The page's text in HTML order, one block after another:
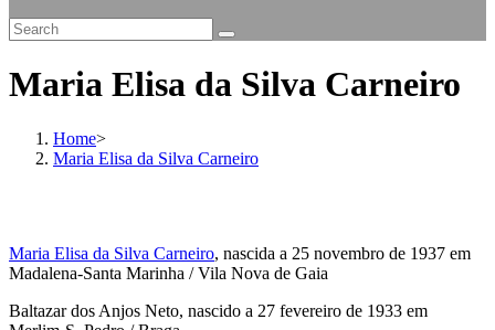
Maria Elisa da Silva Carneiro
Home>
Maria Elisa da Silva Carneiro
Maria Elisa da Silva Carneiro, nascida a 25 novembro de 1937 em
Madalena-Santa Marinha / Vila Nova de Gaia
Baltazar dos Anjos Neto, nascido a 27 fevereiro de 1933 em